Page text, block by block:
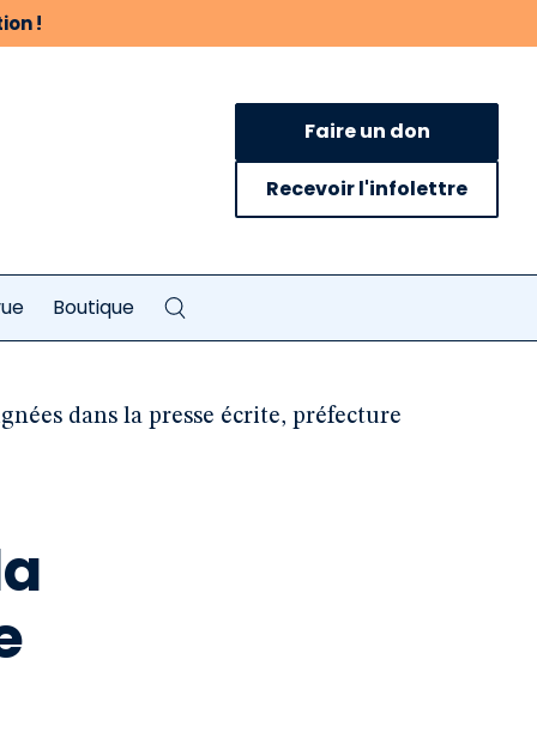
!
Faire un don
Recevoir l'infolettre
Boutique
dans la presse écrite, préfecture